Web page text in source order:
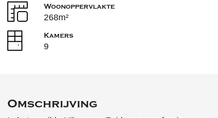
Woonoppervlakte
268m²
Kamers
9
Omschrijving